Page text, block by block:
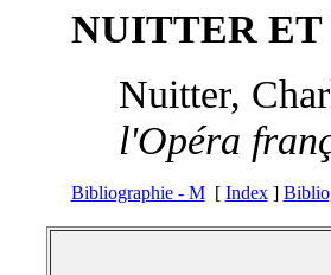
NUITTER ET
Nuitter,
l'Opéra
Bibliographie - M[ Index]